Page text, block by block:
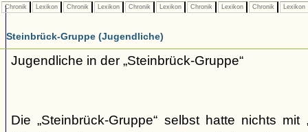
Chronik Lexikon Chronik Lexikon Chronik Lexikon Chronik Lexikon Chronik Lexikon
Steinbrück-Gruppe (Jugendliche)
Jugendliche in der „Steinbrück-Gruppe“
Die „Steinbrück-Gruppe“ selbst hatte nichts mit